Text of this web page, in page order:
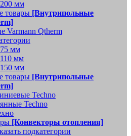
мм
товары [Внутрипольные
Varmann Qtherm
мм
мм
мм
товары [Внутрипольные
Techno
Techno
[Конвекторы отопления]
подкатегории